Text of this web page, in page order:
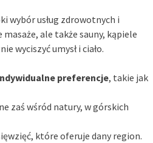
wybór usług zdrowotnych i
ale także sauny, kąpiele
wyciszyć umysł i ciało.
preferencje, takie jak
zaś wśród natury, w górskich
które oferuje dany region.